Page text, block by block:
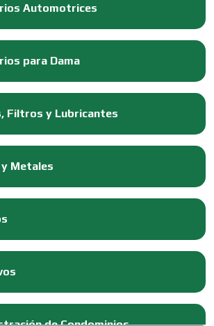
Automotrices
para Dama
Filtros y Lubricantes
Metales